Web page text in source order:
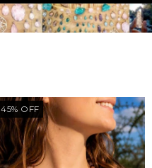
45% OFF